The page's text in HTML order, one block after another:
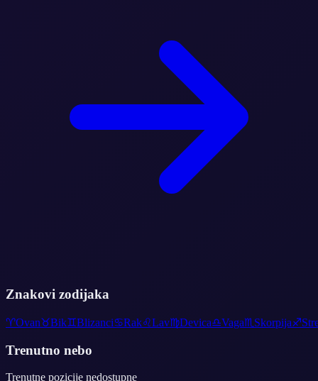
Znakovi zodijaka
♈Ovan♉Bik♊Blizanci♋Rak♌Lav♍Devica♎Vaga♏ Skorpija♐
Trenutno nebo
Trenutne pozicije nedostupne